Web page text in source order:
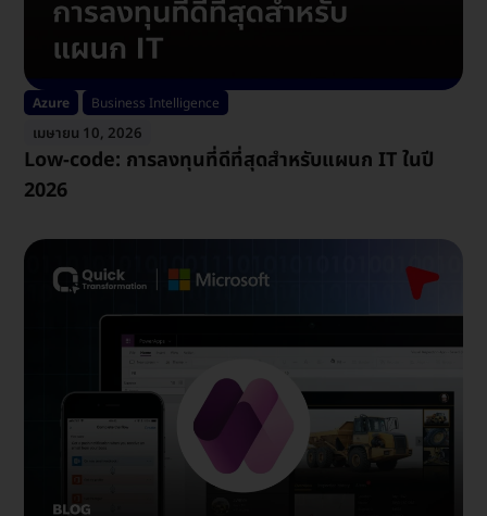
Azure Business Intelligence
เมษายน 10, 2026
Low-code: การลงทุนที่ดีที่สุดสำหรับแผนก IT ในปี
2026